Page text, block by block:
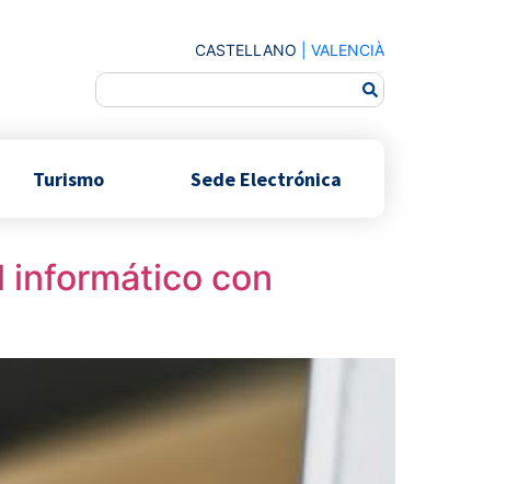
CASTELLANO VALENCIÀ
Turismo Sede Electrónica
informático con